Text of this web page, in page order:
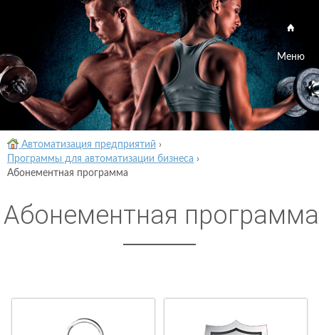
Меню
Автоматизация предприятий ›
Программы для автоматизации бизнеса ›
Абонементная программа
Абонементная программа